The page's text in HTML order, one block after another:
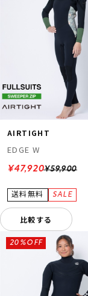
AIRTIGHT
EDGE W
¥59,900
¥47,920
比較する
20%OFF